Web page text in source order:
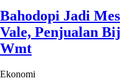
Bahodopi Jadi
Vale, Penjualan
Wmt
Ekonomi